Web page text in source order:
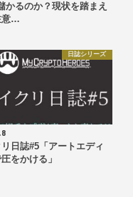
かるのか？現状を踏まえ
意…
日誌シリーズ
日誌#5「アートエディ
をかける」